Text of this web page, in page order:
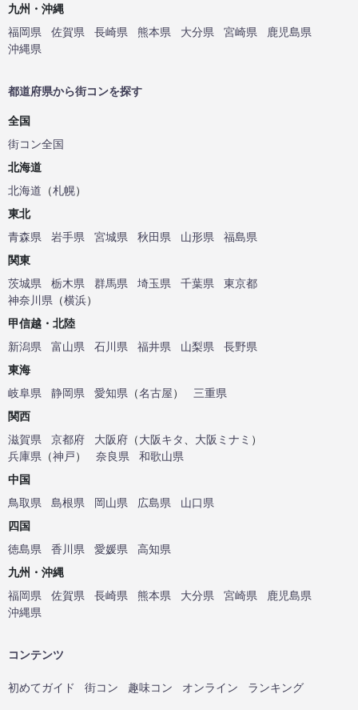
九州・沖縄
福岡県
佐賀県 長崎県 熊本県 大分県 宮崎県
鹿児島県
沖縄県
都道府県から街コンを探す
全国
街コン全国
北海道
北海道 （札幌）
東北
青森県
岩手県 宮城県 秋田県 山形県
福島県
関東
茨城県
栃木県 群馬県 埼玉県 千葉県
東京都
神奈川県 （横浜）
甲信越・北陸
新潟県
富山県 石川県 福井県 山梨県
長野県
東海
岐阜県
静岡県 愛知県 （名古屋）
三重県
関西
滋賀県
京都府 大阪府 （大阪キタ 大阪ミナミ ）
兵庫県 （神戸） 奈良県
和歌山県
中国
鳥取県
島根県 岡山県 広島県
山口県
四国
徳島県
香川県 愛媛県
高知県
九州・沖縄
福岡県
佐賀県 長崎県 熊本県 大分県 宮崎県
鹿児島県
沖縄県
コンテンツ
初めてガイド 街コン 趣味コン オンライン ランキング